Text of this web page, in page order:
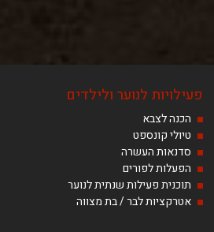
פעילויות לנוער ולילדים
הכנה לצבא
טיולי קונספט
סדנאות העשרה
הפעלות לפורים
תוכנית פעילות שנתית לנוער
אטרקציות לבר / בת מצווה